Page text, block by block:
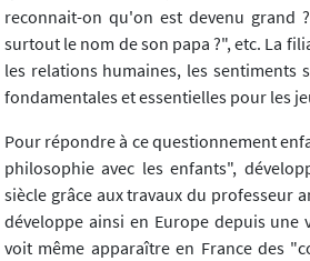
reconnait-on qu'on est devenu grand
surtout le nom de son papa ?", etc. La
les relations humaines, les sentiments
fondamentales et essentielles pour les
Pour répondre à ce questionnement
philosophie avec les enfants",
siècle grâce aux travaux du professeur
développe ainsi en Europe depuis une
voit même apparaître en France des